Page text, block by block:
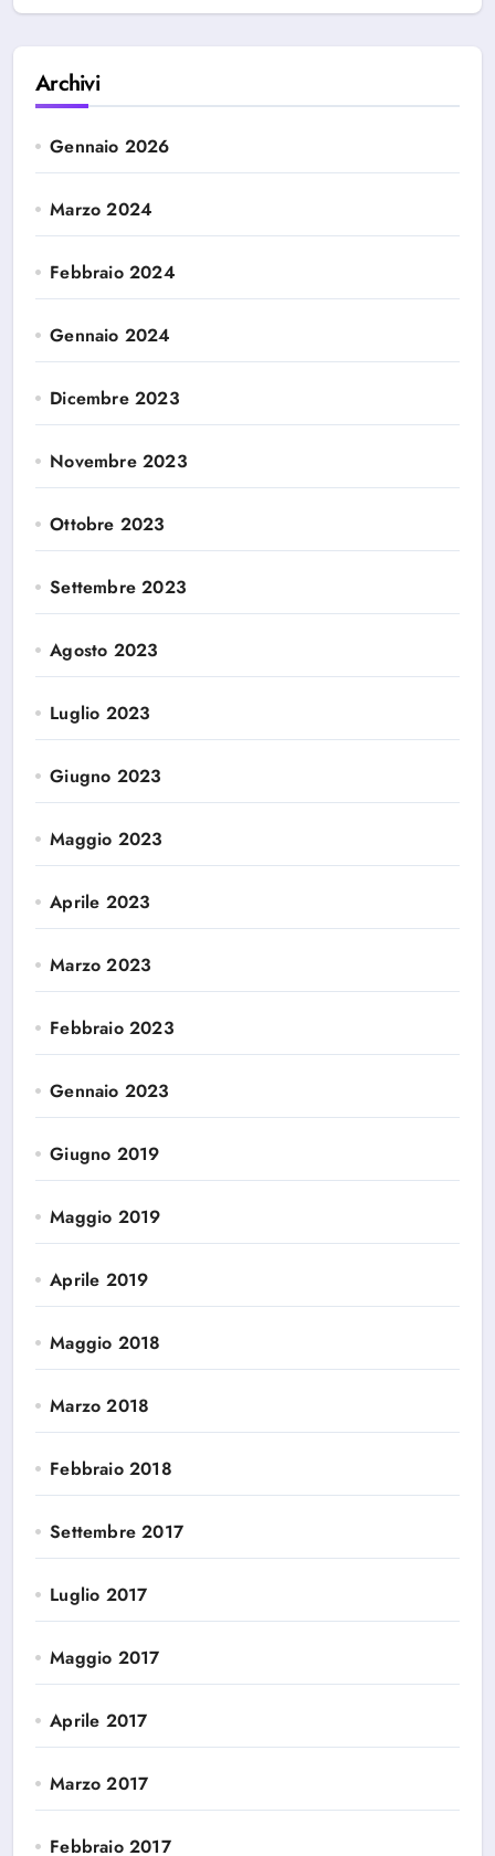
Archivi
Gennaio 2026
Marzo 2024
Febbraio 2024
Gennaio 2024
Dicembre 2023
Novembre 2023
Ottobre 2023
Settembre 2023
Agosto 2023
Luglio 2023
Giugno 2023
Maggio 2023
Aprile 2023
Marzo 2023
Febbraio 2023
Gennaio 2023
Giugno 2019
Maggio 2019
Aprile 2019
Maggio 2018
Marzo 2018
Febbraio 2018
Settembre 2017
Luglio 2017
Maggio 2017
Aprile 2017
Marzo 2017
Febbraio 2017